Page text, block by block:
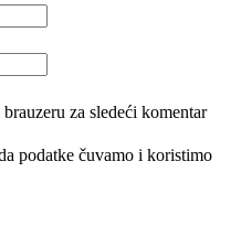
za sledeći komentar
podatke čuvamo i koristimo